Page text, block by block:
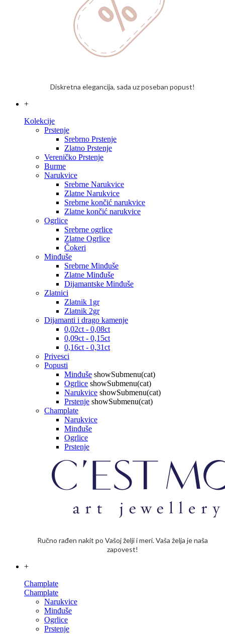
Diskretna elegancija, sada uz poseban popust!
+
Kolekcije
Prstenje
Srebrno Prstenje
Zlatno Prstenje
Vereničko Prstenje
Burme
Narukvice
Srebrne Narukvice
Zlatne Narukvice
Srebrne končić narukvice
Zlatne končić narukvice
Ogrlice
Srebrne ogrlice
Zlatne Ogrlice
Čokeri
Minđuše
Srebrne Minđuše
Zlatne Minđuše
Dijamantske Minđuše
Zlatnici
Zlatnik 1gr
Zlatnik 2gr
Dijamanti i drago kamenje
0,02ct - 0,08ct
0,09ct - 0,15ct
0,16ct - 0,31ct
Privesci
Popusti
Minđuše showSubmenu(cat)
Ogrlice showSubmenu(cat)
Narukvice showSubmenu(cat)
Prstenje showSubmenu(cat)
Champlate
Narukvice
Minđuše
Ogrlice
Prstenje
Ručno rađen nakit po Vašoj želji i meri. Vaša želja je naša
zapovest!
+
Champlate
Champlate
Narukvice
Minđuše
Ogrlice
Prstenje